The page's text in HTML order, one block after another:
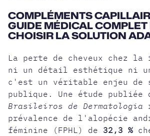
COMPLÉMENTS
GUIDE MÉDICAL COMPLET
CHOISIR LA SOLUTION
La perte de cheveux chez la
ni un détail esthétique ni
c'est un véritable enjeu de
publique. Une étude publiée
Brasileiros de Dermatologia
prévalence de l' alopécie
féminine (FPHL) de 32,3 %